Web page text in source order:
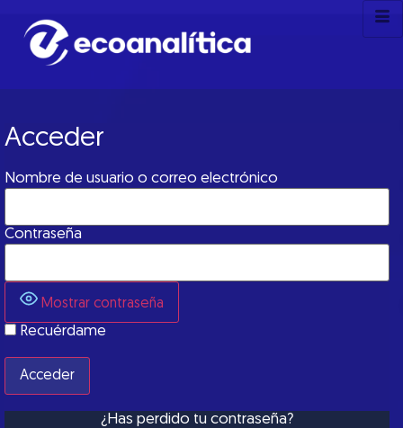
Acceder
Nombre de usuario o correo electrónico
Contraseña
Mostrar contraseña
Recuérdame
¿Has perdido tu contraseña?